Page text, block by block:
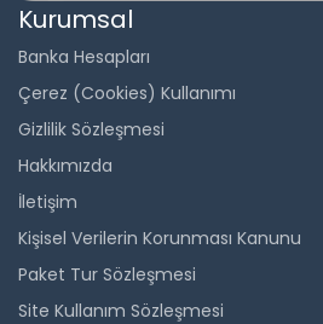
Kurumsal
Banka Hesapları
Çerez (Cookies) Kullanımı
Gizlilik Sözleşmesi
Hakkımızda
İletişim
Kişisel Verilerin Korunması Kanunu
Paket Tur Sözleşmesi
Site Kullanım Sözleşmesi